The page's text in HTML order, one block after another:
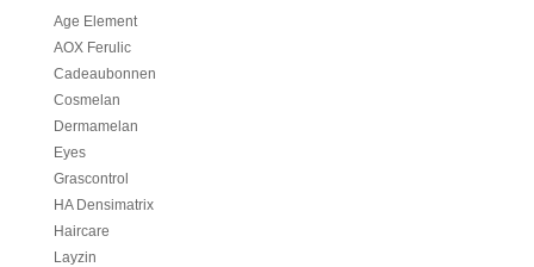
Age Element
AOX Ferulic
Cadeaubonnen
Cosmelan
Dermamelan
Eyes
Grascontrol
HA Densimatrix
Haircare
Layzin